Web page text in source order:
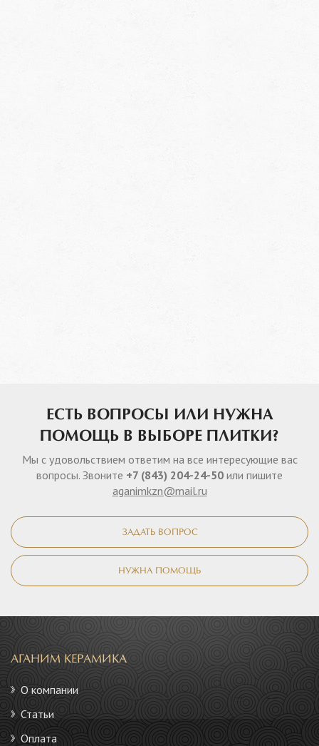
ЕСТЬ ВОПРОСЫ ИЛИ НУЖНА
ПОМОЩЬ В ВЫБОРЕ ПЛИТКИ?
Мы с удовольствием ответим на все интересующие вас
вопросы. Звоните +7 (843) 204-24-50 или пишите
aganimkzn@mail.ru
ЗАДАТЬ ВОПРОС
НУЖНА ПОМОЩЬ
АГАНИМ КЕРАМИКА
О компании
Статьи
Оплата